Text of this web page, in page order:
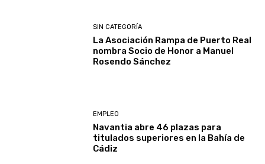
SIN CATEGORÍA
La Asociación Rampa de Puerto Real
nombra Socio de Honor a Manuel
Rosendo Sánchez
EMPLEO
Navantia abre 46 plazas para
titulados superiores en la Bahía de
Cádiz